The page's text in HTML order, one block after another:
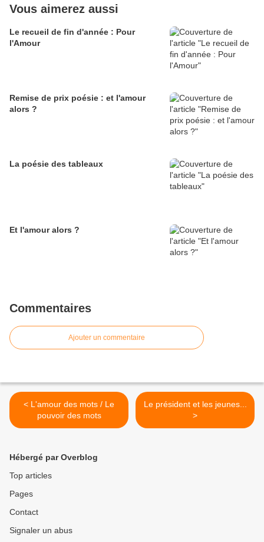
Vous aimerez aussi
Le recueil de fin d'année : Pour
l'Amour
Remise de prix poésie : et l'amour
alors ?
La poésie des tableaux
Et l'amour alors ?
Commentaires
Ajouter un commentaire
< L'amour des mots / Le
pouvoir des mots
Le président et les jeunes...
>
Hébergé par Overblog
Top articles
Pages
Contact
Signaler un abus